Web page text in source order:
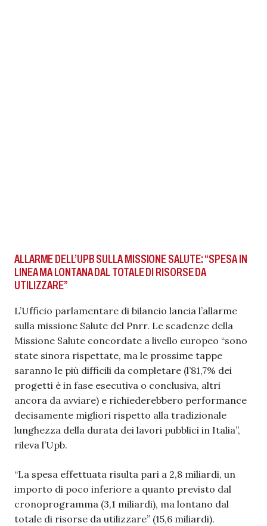
ALLARME DELL’UPB SULLA MISSIONE SALUTE: “SPESA IN
LINEA MA LONTANA DAL TOTALE DI RISORSE DA
UTILIZZARE”
L’Ufficio parlamentare di bilancio lancia l’allarme
sulla missione Salute del Pnrr. Le scadenze della
Missione Salute concordate a livello europeo “sono
state sinora rispettate, ma le prossime tappe
saranno le più difficili da completare (l’81,7% dei
progetti è in fase esecutiva o conclusiva, altri
ancora da avviare) e richiederebbero performance
decisamente migliori rispetto alla tradizionale
lunghezza della durata dei lavori pubblici in Italia”,
rileva l’Upb.
“La spesa effettuata risulta pari a 2,8 miliardi, un
importo di poco inferiore a quanto previsto dal
cronoprogramma (3,1 miliardi), ma lontano dal
totale di risorse da utilizzare” (15,6 miliardi).